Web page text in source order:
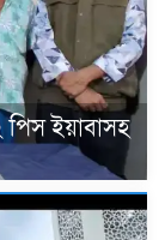
পিস ইয়াবাসহ